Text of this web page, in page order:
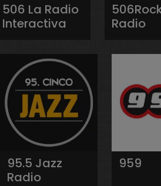
506 La Radio
Interactiva
Radio
95.5 Jazz
Radio
959